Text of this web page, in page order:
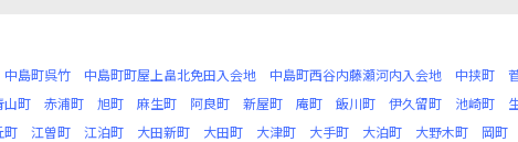
中島町呉竹 中島町町屋上畠北免田入会地 中島町西谷内藤瀬河内入会地 中挟町
山町 赤浦町 旭町 麻生町 阿良町 新屋町 庵町 飯川町 伊久留町 池崎町
町 江曽町 江泊町 大田新町 大田町 大津町 大手町 大泊町 大野木町 岡町